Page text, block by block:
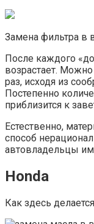
Замена фильтра в
После каждого
возрастает.
раз, исходя из
Постепенно
приблизится к
Естественно,
способ
автовладельцы
Honda
Как здесь